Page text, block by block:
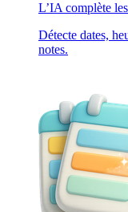
L’IA complète
Détecte dates,
notes.